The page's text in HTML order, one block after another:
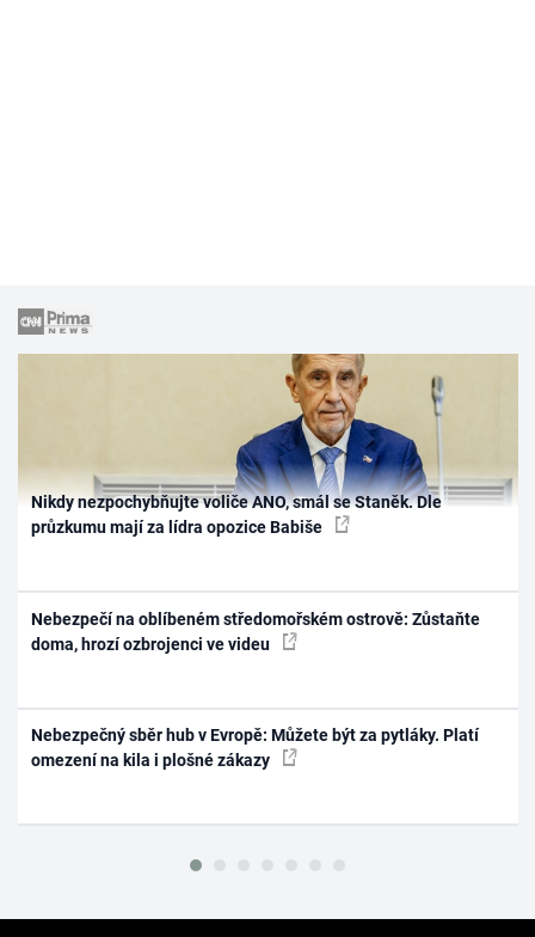
Nikdy nezpochybňujte voliče ANO, smál se Staněk. Dle
průzkumu mají za lídra opozice Babiše
Nebezpečí na oblíbeném středomořském ostrově: Zůstaňte
doma, hrozí ozbrojenci ve videu
Nebezpečný sběr hub v Evropě: Můžete být za pytláky. Platí
omezení na kila i plošné zákazy